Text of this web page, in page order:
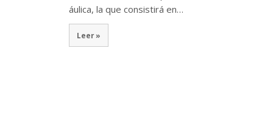
áulica, la que consistirá en…
Leer »